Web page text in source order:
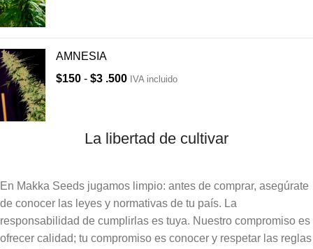
AMNESIA
$150 - $3 .500 IVA incluido
La libertad de cultivar
En Makka Seeds jugamos limpio: antes de comprar, asegúrate
de conocer las leyes y normativas de tu país. La
responsabilidad de cumplirlas es tuya. Nuestro compromiso es
ofrecer calidad; tu compromiso es conocer y respetar las reglas